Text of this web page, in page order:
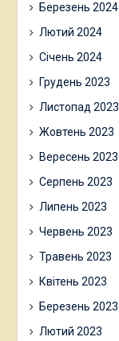
Березень 2024
Лютий 2024
Січень 2024
Грудень 2023
Листопад 2023
Жовтень 2023
Вересень 2023
Серпень 2023
Липень 2023
Червень 2023
Травень 2023
Квітень 2023
Березень 2023
Лютий 2023